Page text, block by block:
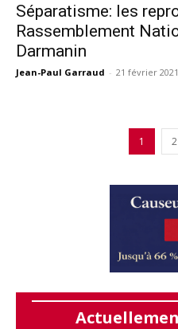
Séparatisme: les
Rassemblement
Darmanin
Jean-Paul Garraud - 21 février 2021
1 2